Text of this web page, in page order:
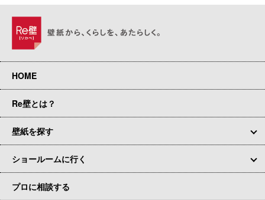
HOME
Re壁とは？
壁紙を探す
ショールームに行く
プロに相談する